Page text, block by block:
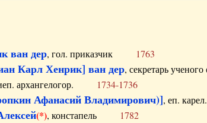
ван дер, гол. приказчик 1763
Карл Хенрик] ван дер, секретарь
архангелогор. 1734-1736
Афанасий Владимирович)], еп.
(*), констапель 1782